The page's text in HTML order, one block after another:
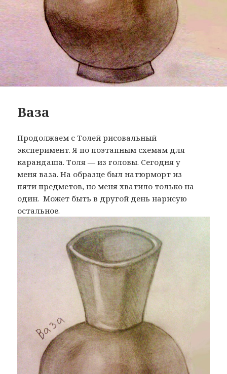
Ваза
Продолжаем с Толей рисовальный
эксперимент. Я по поэтапным схемам для
карандаша. Толя — из головы. Сегодня у
меня ваза. На образце был натюрморт из
пяти предметов, но меня хватило только на
один. Может быть в другой день нарисую
остальное.